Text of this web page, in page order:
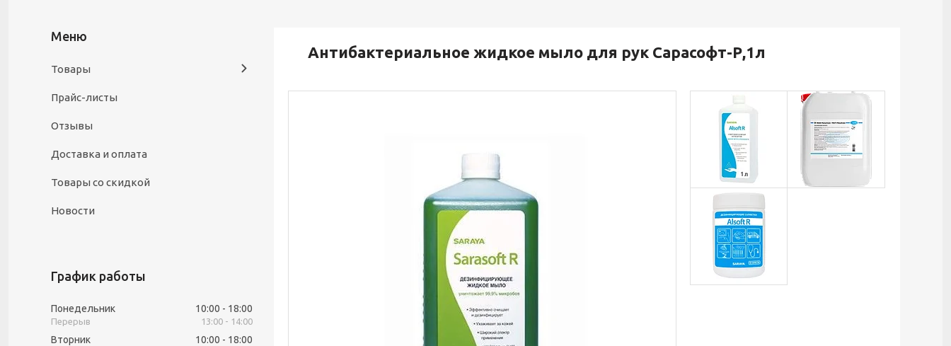
Антибактериальное жидкое мыло для рук Сарасофт-Р,1л
Товары
Прайс-листы
Отзывы
Доставка и оплата
Товары со скидкой
Новости
График работы
Понедельник 10:00 18:00
13:00 14:00
Вторник 10:00 18:00